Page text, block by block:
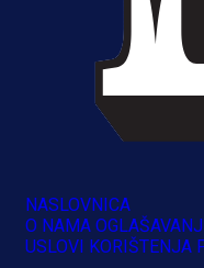
NASLOVNICA
O NAMA
USLOVI KORIŠTENJA